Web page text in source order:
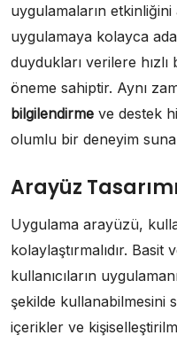
uygulamaların etkinliğini
uygulamaya kolayca
duydukları verilere
öneme sahiptir. Aynı
bilgilendirme ve destek
olumlu bir deneyim
Arayüz
Uygulama arayüzü,
kolaylaştırmalıdır. Basit
kullanıcıların
şekilde kullanabilmesini
içerikler ve